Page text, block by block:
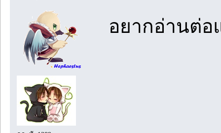
อยากอ่านต่อ